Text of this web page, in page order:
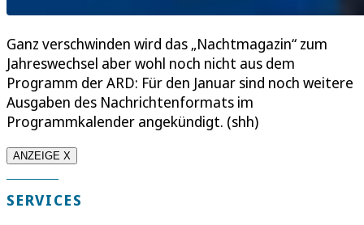
Ganz verschwinden wird das „Nachtmagazin“ zum
Jahreswechsel aber wohl noch nicht aus dem
Programm der ARD: Für den Januar sind noch weitere
Ausgaben des Nachrichtenformats im
Programmkalender angekündigt. (shh)
ANZEIGE X
SERVICES